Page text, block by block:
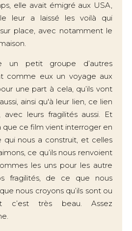
elle avait émigré aux USA,
leur a laissé les voilà qui
place, avec notamment le
un petit groupe d’autres
comme eux un voyage aux
une part à cela, qu’ils vont
ainsi qu'à leur lien, ce lien
leurs fragilités aussi. Et
que ce film vient interroger en
qui nous a construit, et celles
ce qu’ils nous renvoient
les uns pour les autre
fragilités, de ce que nous
nous croyons qu’ils sont ou
c’est très beau. Assez